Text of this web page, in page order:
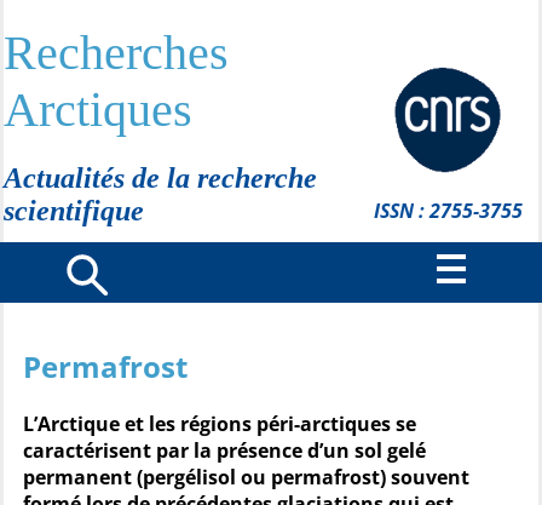
Recherches
Arctiques
Actualités de la recherche
scientifique
ISSN : 2755-3755
Permafrost
L’Arctique et les régions péri-arctiques se
caractérisent par la présence d’un sol gelé
permanent (pergélisol ou permafrost) souvent